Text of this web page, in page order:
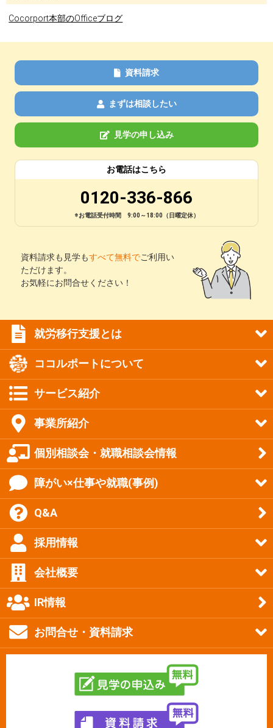
Cocorport本部のOfficeブログ
資料請求
まずは相談したい
見学の申し込み
お電話はこちら
0120-336-866
※お電話受付時間 9:00～18:00（日曜定休）
資料請求も見学もすべて無料でご利用い
ただけます。
お気軽にお問合せください！
就労移行支援とは
ココルポートについて
サービス紹介
事業所紹介
個別相談会・就職相談会情報
障がい×仕事や就職(事例)
Q&A
採用情報
会社概要
IR情報
お問合せ・資料請求